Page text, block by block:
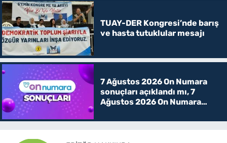
TUAY-DER Kongresi’nde barış
ve hasta tutuklular mesajı
7 Ağustos 2026 On Numara
sonuçları açıklandı mı, 7
Ağustos 2026 On Numara